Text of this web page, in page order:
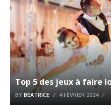
Top 5 des jeux à faire
BY BÉATRICE 4 FÉVRIER 2024